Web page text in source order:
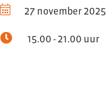
27 november 2025
15.00 - 21.00 uur